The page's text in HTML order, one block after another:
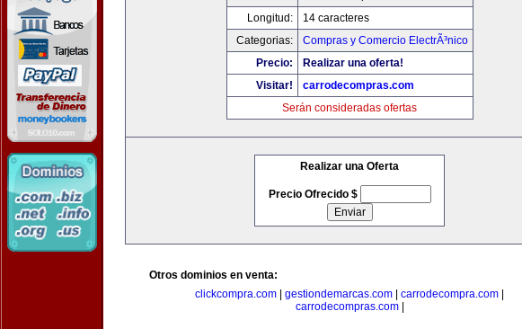
Longitud:
14 caracteres
Categorias:
Compras y Comercio ElectrÃ³nico
Precio:
Realizar una oferta!
Visitar!
carrodecompras.com
Serán consideradas ofertas
Realizar una Oferta
Precio Ofrecido $
Otros dominios en venta:
clickcompra.com
gestiondemarcas.com carrodecompra.com
carrodecompras.com|